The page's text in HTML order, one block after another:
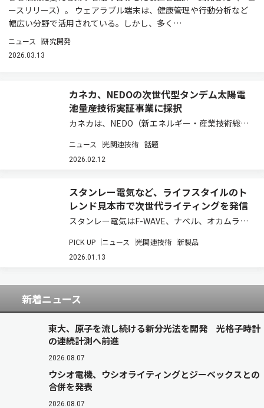
ースリリース）。 ウェアラブル端末は、健康管理や行動分析など
幅広い分野で活用されている。しかし、多く…
ニュース 研究開発
2026.03.13
カネカ、NEDOの次世代型タンデム太陽電
池量産技術実証事業に採択
カネカは、NEDO（新エネルギー・産業技術総合
基金事業／次世代型タンデム太陽電池量産技術実
証事業」に採択されたと発表した（ニュースリリ
ニュース 光関連技術 話題
2026.02.12
スタンレー電気など、ライフスタイルのト
レンド見本市で次世代ライティングを発信
スタンレー電気はF-WAVE、ナベル、オカムラ、
ル・ヴィルパント国際展示場で2026年1月15日か
ら19日まで開催される、ライフスタイルの最新ト
PICK UP ニュース 光関連技術 新製品
2026.01.13
新着ニュース
東大、原子を流し続ける新分光法を開発 光格子時計
の連続計測へ前進
2026.08.07
ウシオ電機、ウシオライティングとジーベックスとの
合併を発表
2026.08.07